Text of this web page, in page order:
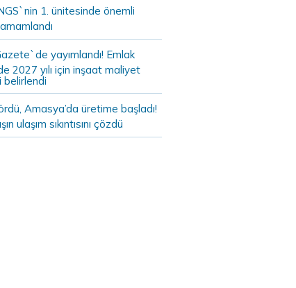
1. ünitesinde önemli
yayımlandı! Emlak
2027 yılı için inşaat maliyet
belirlendi
Amasya’da üretime başladı!
ulaşım sıkıntısını çözdü